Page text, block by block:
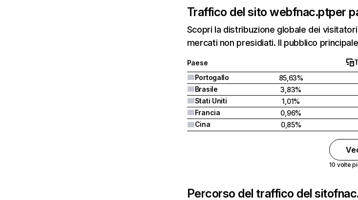
Traffico del sito webfnac.ptper
Scopri la distribuzione globale dei
mercati non presidiati. Il pubblico
Paese
Portogallo
85,63%
Brasile
3,83%
Stati Uniti
1,01%
Francia
0,96%
Cina
0,85%
10 volte
Percorso del traffico del sito